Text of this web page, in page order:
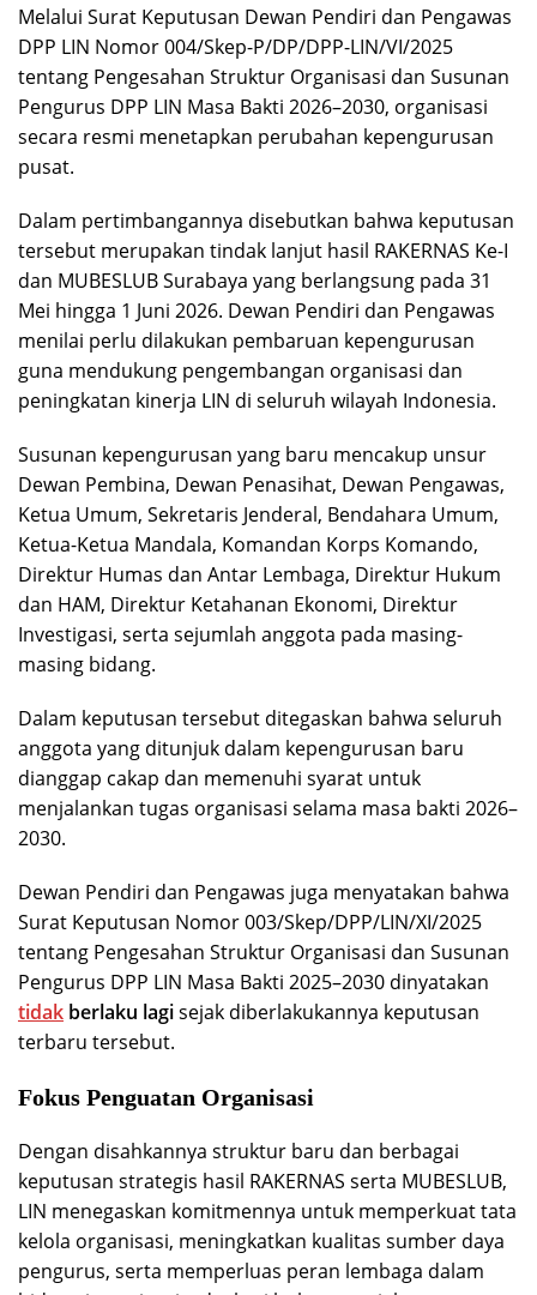
Melalui Surat Keputusan Dewan Pendiri dan Pengawas
DPP LIN Nomor 004/Skep-P/DP/DPP-LIN/VI/2025
tentang Pengesahan Struktur Organisasi dan Susunan
Pengurus DPP LIN Masa Bakti 2026–2030, organisasi
secara resmi menetapkan perubahan kepengurusan
pusat.
Dalam pertimbangannya disebutkan bahwa keputusan
tersebut merupakan tindak lanjut hasil RAKERNAS Ke-I
dan MUBESLUB Surabaya yang berlangsung pada 31
Mei hingga 1 Juni 2026. Dewan Pendiri dan Pengawas
menilai perlu dilakukan pembaruan kepengurusan
guna mendukung pengembangan organisasi dan
peningkatan kinerja LIN di seluruh wilayah Indonesia.
Susunan kepengurusan yang baru mencakup unsur
Dewan Pembina, Dewan Penasihat, Dewan Pengawas,
Ketua Umum, Sekretaris Jenderal, Bendahara Umum,
Ketua-Ketua Mandala, Komandan Korps Komando,
Direktur Humas dan Antar Lembaga, Direktur Hukum
dan HAM, Direktur Ketahanan Ekonomi, Direktur
Investigasi, serta sejumlah anggota pada masing-
masing bidang.
Dalam keputusan tersebut ditegaskan bahwa seluruh
anggota yang ditunjuk dalam kepengurusan baru
dianggap cakap dan memenuhi syarat untuk
menjalankan tugas organisasi selama masa bakti 2026–
2030.
Dewan Pendiri dan Pengawas juga menyatakan bahwa
Surat Keputusan Nomor 003/Skep/DPP/LIN/XI/2025
tentang Pengesahan Struktur Organisasi dan Susunan
Pengurus DPP LIN Masa Bakti 2025–2030 dinyatakan
tidak berlaku lagisejak diberlakukannya keputusan
terbaru tersebut.
Fokus Penguatan Organisasi
Dengan disahkannya struktur baru dan berbagai
keputusan strategis hasil RAKERNAS serta MUBESLUB,
LIN menegaskan komitmennya untuk memperkuat tata
kelola organisasi, meningkatkan kualitas sumber daya
pengurus, serta memperluas peran lembaga dalam